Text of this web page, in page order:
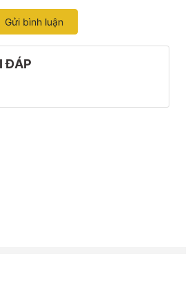
Gửi bình luận
ĐÁP